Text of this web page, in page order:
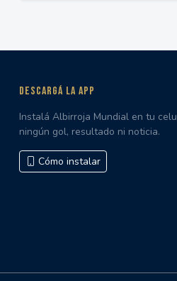
DESCARGÁ LA APP
Instalá Albirroja Mundial en tu
ningún gol, resultado ni noticia.
Cómo instalar